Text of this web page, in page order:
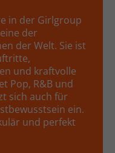
in der Girlgroup
der
der Welt. Sie ist
und kraftvolle
Pop, R&B und
sich auch für
ein.
und perfekt